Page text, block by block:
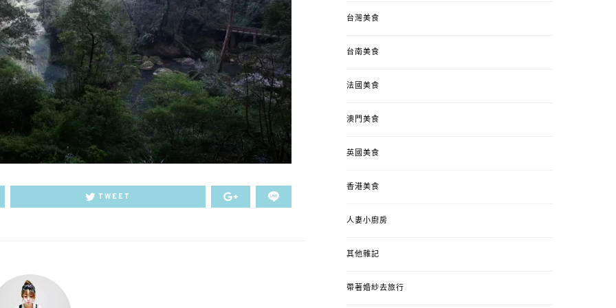
TWEET
台灣美食
台南美食
法國美食
澳門美食
英國美食
香港美食
人妻小廚房
其他雜記
帶著婚紗去旅行